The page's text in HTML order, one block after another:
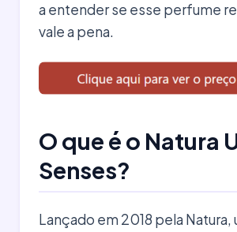
a entender se esse perfume
vale a pena.
O que é o Natura
Senses?
Lançado em 2018 pela Natura,